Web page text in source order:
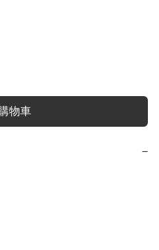
物車
−